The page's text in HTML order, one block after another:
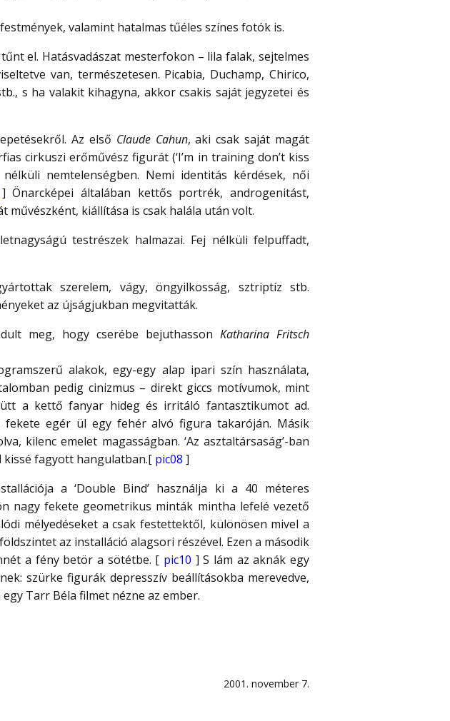
valamint hatalmas tűéles színes fotók is.
el. Hatásvadászat mesterfokon – lila falak, sejtelmes
van, természetesen. Picabia, Duchamp, Chirico,
s ha valakit kihagyna, akkor csakis saját jegyzetei és
Az első Claude Cahun, aki csak saját magát
cirkuszi erőművész figurát (‘I’m in training don’t kiss
nemtelenségben. Nemi identitás kérdések, női
] Önarcképei általában kettős portrék, androgenitást,
kiállítása is csak halála után volt.
testrészek halmazai. Fej nélküli felpuffadt,
szerelem, vágy, öngyilkosság, sztriptíz stb.
az újságjukban megvitatták.
meg, hogy cserébe bejuthasson Katharina Fritsch
alakok, egy-egy alap ipari szín használata,
pedig cinizmus – direkt giccs motívumok, mint
a kettő fanyar hideg és irritáló fantasztikumot ad.
egér ül egy fehér alvó figura takaróján. Másik
kilenc emelet magasságban. ‘Az asztaltársaság’-ban
kissé fagyott hangulatban.[ pic08 ]
a ‘Double Bind’ használja ki a 40 méteres
nagy fekete geometrikus minták mintha lefelé vezető
mélyedéseket a csak festettektől, különösen mivel a
az installáció alagsori részével. Ezen a második
a fény betör a sötétbe. [ pic10 ] S lám az aknák egy
szürke figurák depresszív beállításokba merevedve,
Tarr Béla filmet nézne az ember.
2001. november 7.